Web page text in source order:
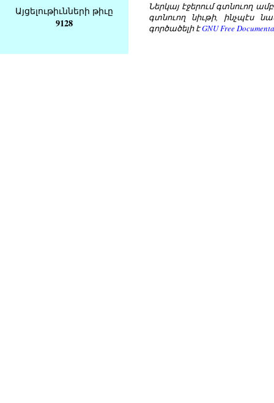
Այցելութիւնների թիւը
9128
Ներկայ էջերում գտնուող
գտնուող նիւթի, ինչպէս
գործածելի էGNU Free